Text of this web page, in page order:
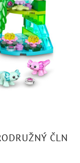
ČLN